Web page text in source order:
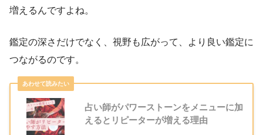
増えるんですよね。
鑑定の深さだけでなく、視野も広がって、より良い鑑定に
つながるのです。
占い師がパワーストーンをメニューに加
えるとリピーターが増える理由